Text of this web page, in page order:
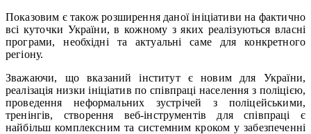
Показовим є також розширення даної ініціативи на фактично
всі куточки України, в кожному з яких реалізуються власні
програми, необхідні та актуальні саме для конкретного
регіону.
Зважаючи, що вказаний інститут є новим для України,
реалізація низки ініціатив по співпраці населення з поліцією,
проведення неформальних зустрічей з поліцейськими,
тренінгів, створення веб-інструментів для співпраці є
найбільш комплексним та системним кроком у забезпеченні